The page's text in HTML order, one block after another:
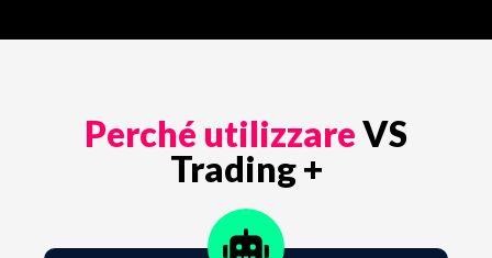
Perché utilizzareVS
Trading +